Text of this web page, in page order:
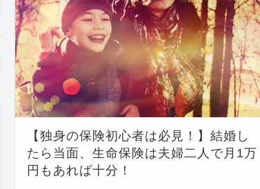
【独身の保険初心者は必見！】結婚し
たら当面、生命保険は夫婦二人で月1万
円もあれば十分！